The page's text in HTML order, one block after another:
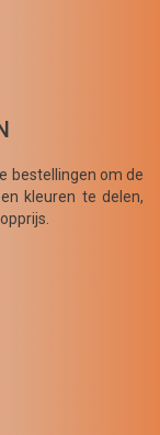
bestellingen om de
kleuren te delen,